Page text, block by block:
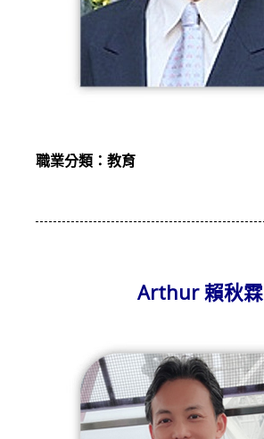
職業分類：教育
Arthur 賴秋霖